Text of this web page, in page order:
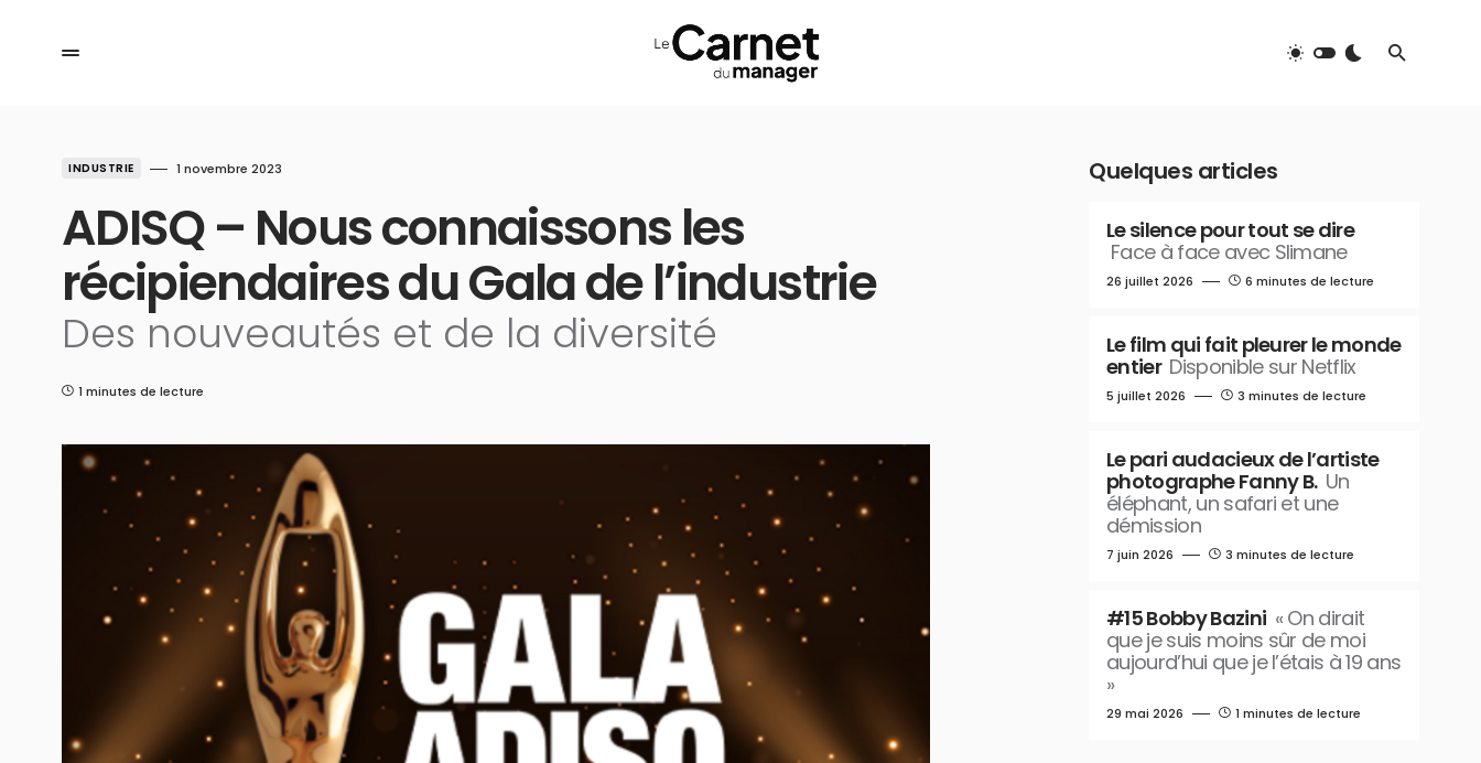
INDUSTRIE 1 novembre 2023
ADISQ – Nous connaissons les
récipiendaires du Gala de l’industrie
Des nouveautés et de la diversité
1 minutes de lecture
Quelques articles
Le silence pour tout se dire
Face à face avec Slimane
26 juillet 2026 6 minutes de lecture
Le film qui fait pleurer le monde
entier Disponible sur Netflix
5 juillet 2026 3 minutes de lecture
Le pari audacieux de l’artiste
photographe Fanny B. Un
éléphant, un safari et une
démission
7 juin 2026 3 minutes de lecture
#15 Bobby Bazini « On dirait
que je suis moins sûr de moi
aujourd’hui que je l’étais à 19 ans
»
29 mai 2026 1 minutes de lecture